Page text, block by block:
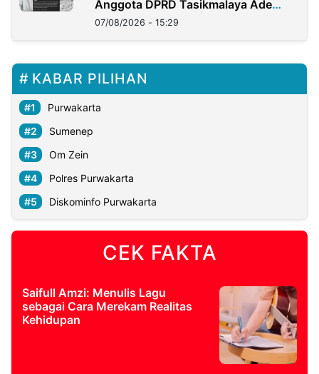
Anggota DPRD Tasikmalaya Ade
Lukman
07/08/2026 - 15:29
KABAR PILIHAN
Purwakarta
Sumenep
Om Zein
Polres Purwakarta
Diskominfo Purwakarta
CEK FAKTA
Saifull Amzi: Menulis Lagu
sebagai Cara Merekam Realitas
Kehidupan